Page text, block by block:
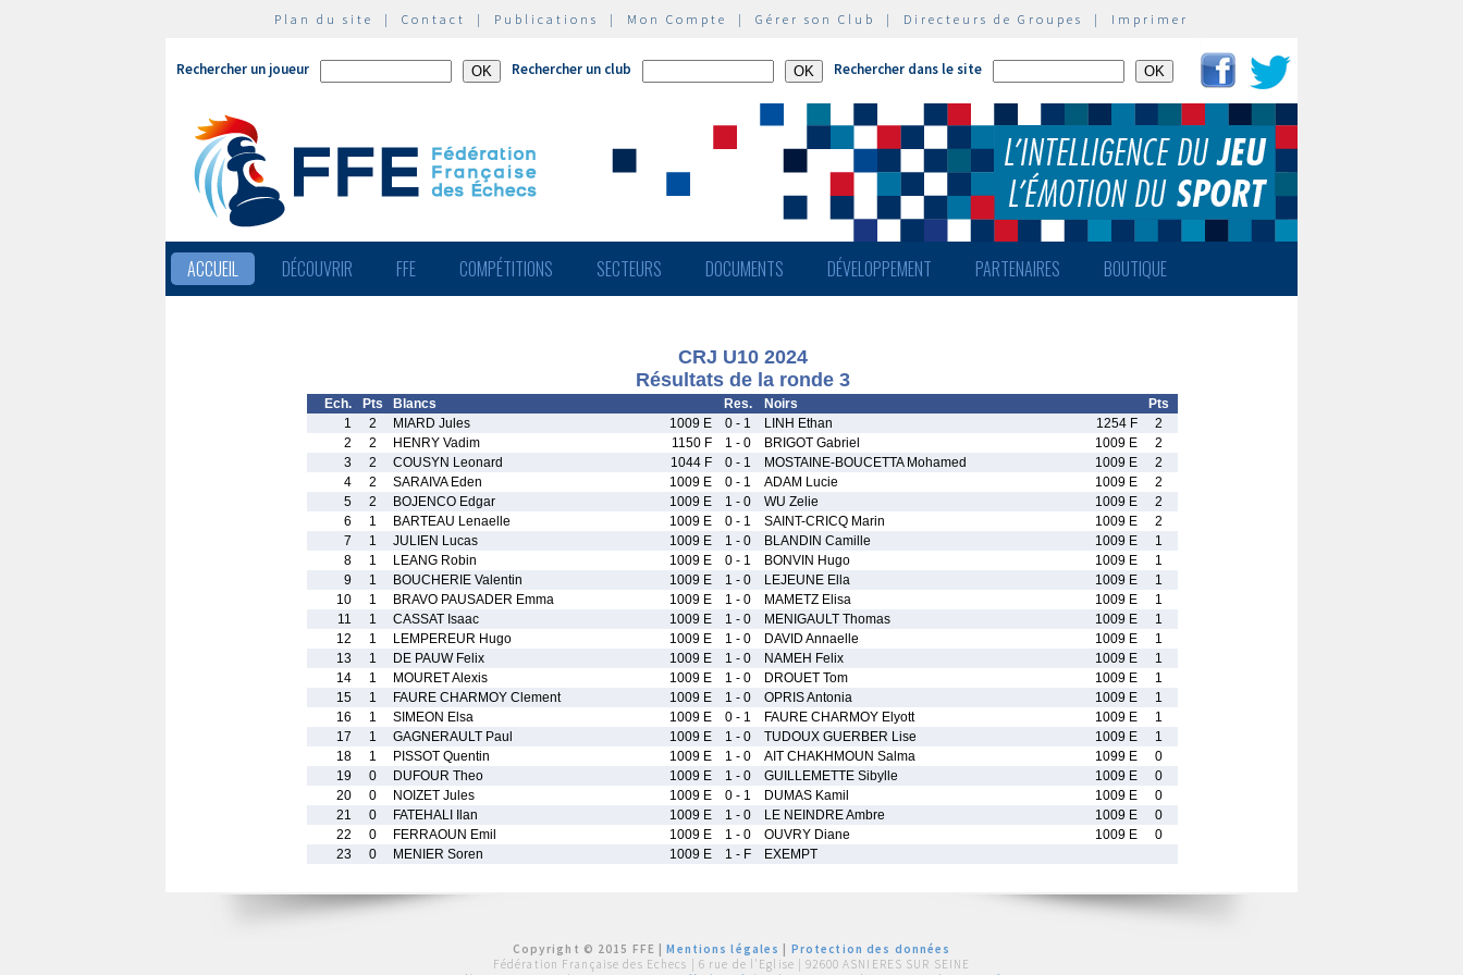
Plan du site | Contact | Publications | Mon Compte | Gérer son Club | Directeurs de Groupes | Imprimer
Rechercher un joueur Rechercher un club Rechercher dans le site
ACCUEIL DÉCOUVRIR FFE COMPÉTITIONS SECTEURS DOCUMENTS DÉVELOPPEMENT PARTENAIRES BOUTIQUE
CRJ U10 2024
Résultats de la ronde 3
Ech. Pts Blancs Res. Noirs
Pts
1
2 MIARD Jules 1009 E 0 - 1 LINH Ethan 1254 F
2
2
2 HENRY Vadim 1150 F 1 - 0 BRIGOT Gabriel 1009 E
2
3
2 COUSYN Leonard 1044 F 0 - 1 MOSTAINE-BOUCETTA Mohamed 1009 E
2
4
2 SARAIVA Eden 1009 E 0 - 1 ADAM Lucie 1009 E
2
5
2 BOJENCO Edgar 1009 E 1 - 0 WU Zelie 1009 E
2
6
1 BARTEAU Lenaelle 1009 E 0 - 1 SAINT-CRICQ Marin 1009 E
2
7
1 JULIEN Lucas 1009 E 1 - 0 BLANDIN Camille 1009 E
1
8
1 LEANG Robin 1009 E 0 - 1 BONVIN Hugo 1009 E
1
9
1 BOUCHERIE Valentin 1009 E 1 - 0 LEJEUNE Ella 1009 E
1
10
1 BRAVO PAUSADER Emma 1009 E 1 - 0 MAMETZ Elisa 1009 E
1
11
1 CASSAT Isaac 1009 E 1 - 0 MENIGAULT Thomas 1009 E
1
12
1 LEMPEREUR Hugo 1009 E 1 - 0 DAVID Annaelle 1009 E
1
13
1 DE PAUW Felix 1009 E 1 - 0 NAMEH Felix 1009 E
1
14
1 MOURET Alexis 1009 E 1 - 0 DROUET Tom 1009 E
1
15
1 FAURE CHARMOY Clement 1009 E 1 - 0 OPRIS Antonia 1009 E
1
16
1 SIMEON Elsa 1009 E 0 - 1 FAURE CHARMOY Elyott 1009 E
1
17
1 GAGNERAULT Paul 1009 E 1 - 0 TUDOUX GUERBER Lise 1009 E
1
18
1 PISSOT Quentin 1009 E 1 - 0 AIT CHAKHMOUN Salma 1099 E
0
19
0 DUFOUR Theo 1009 E 1 - 0 GUILLEMETTE Sibylle 1009 E
0
20
0 NOIZET Jules 1009 E 0 - 1 DUMAS Kamil 1009 E
0
21
0 FATEHALI Ilan 1009 E 1 - 0 LE NEINDRE Ambre 1009 E
0
22
0 FERRAOUN Emil 1009 E 1 - 0 OUVRY Diane 1009 E
0
23
0 MENIER Soren 1009 E 1 - F EXEMPT
Copyright © 2015 FFE |Mentions légales
Protection des données
Fédération Française des Echecs | 6 rue de l'Eglise | 92600 ASNIERES SUR SEINE